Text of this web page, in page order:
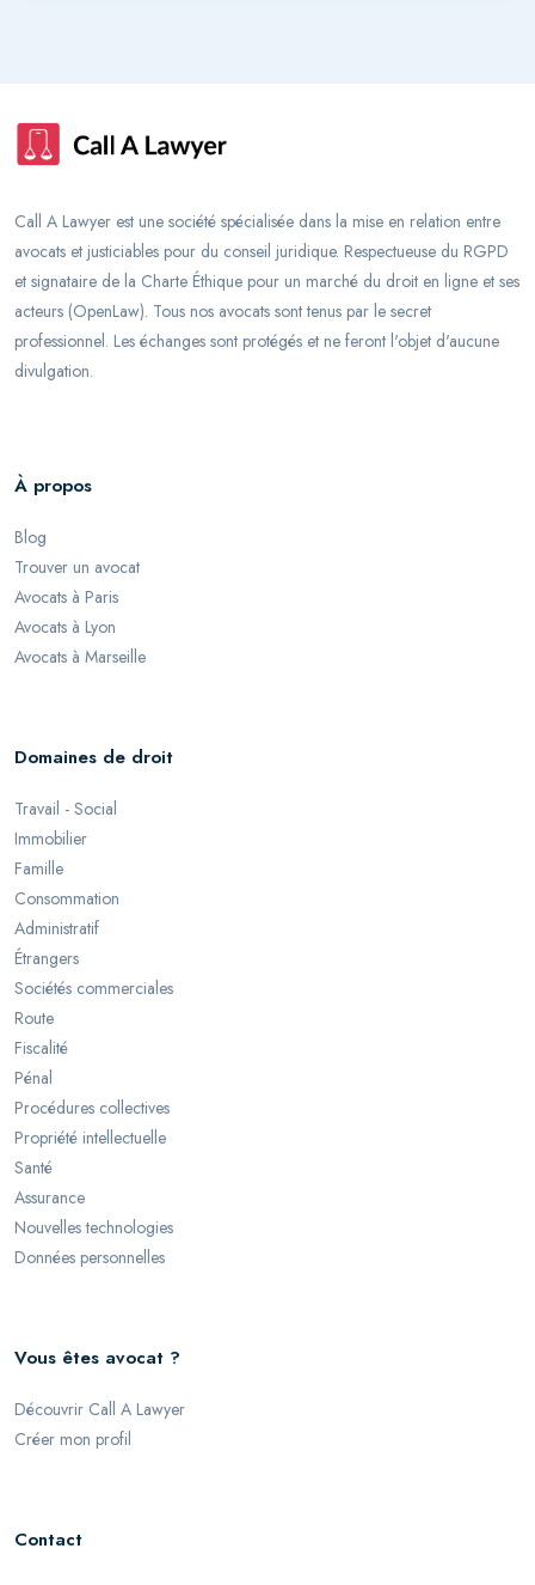
Call A Lawyer est une société spécialisée dans la mise en relation entre
avocats et justiciables pour du conseil juridique. Respectueuse du RGPD
et signataire de la Charte Éthique pour un marché du droit en ligne et ses
acteurs (OpenLaw). Tous nos avocats sont tenus par le secret
professionnel. Les échanges sont protégés et ne feront l'objet d'aucune
divulgation.
À propos
Blog
Trouver un avocat
Avocats à Paris
Avocats à Lyon
Avocats à Marseille
Domaines de droit
Travail - Social
Immobilier
Famille
Consommation
Administratif
Étrangers
Sociétés commerciales
Route
Fiscalité
Pénal
Procédures collectives
Propriété intellectuelle
Santé
Assurance
Nouvelles technologies
Données personnelles
Vous êtes avocat ?
Découvrir Call A Lawyer
Créer mon profil
Contact